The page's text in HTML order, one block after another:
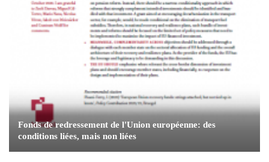
Fonds de redressement de l'Union européenne: des
conditions liées, mais non liées